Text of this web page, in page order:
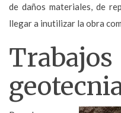
de daños materiales, de
llegar a inutilizar la obra